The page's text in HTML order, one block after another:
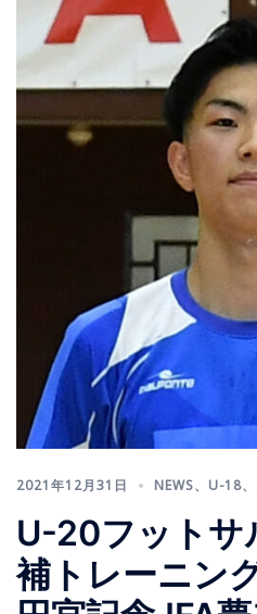
2021年12月31日 NEWS、 U-18、
U-20フットサ
補トレーニン